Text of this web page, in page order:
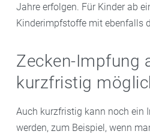
Jahre erfolgen. Für Kinder ab
Kinderimpfstoffe mit ebenfalls
Zecken-Impfung
kurzfristig
Auch kurzfristig kann noch ein
werden, zum Beispiel, wenn